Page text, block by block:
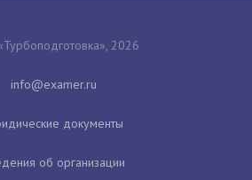
2026
документы
об организации